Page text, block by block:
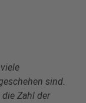
sind.
Zahl der